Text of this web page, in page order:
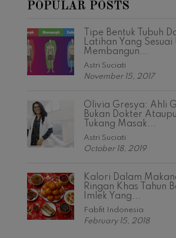
POPULAR POSTS
Tipe Bentuk Tubuh
Latihan Yang Sesuai
Membangun...
Astri Suciati
November 15, 2017
Olivia Gresya: Ahli
Bukan Dokter
Tukang Masak...
Astri Suciati
October 18, 2019
Kalori Dalam
Ringan Khas Tahun
Imlek Yang...
Fabfit Indonesia
February 15, 2018